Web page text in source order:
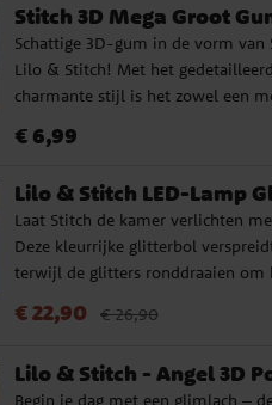
nachtlamp functie ingeschakeld,
de slaapkamer verspreidt. Een
toevoeging voor alle Lilo & Stitch
16,5 cm ✔️ Muzikaal alarm met
Nachtlampje wordt geactiveerd
✔️ Officieel gelicentieerd Disney
Stitch 3D Mega Groot
Schattige 3D-gum in de vorm van
Lilo & Stitch! Met het
charmante stijl is het zowel een
cm hoog en een officieel
Prijs :€ 6,99
€ 6,99
Lilo & Stitch LED-Lamp
Laat Stitch de kamer verlichten
Deze kleurrijke glitterbol
terwijl de glitters ronddraaien om
kleuren en zorgt voor een
draadloos na opladen en
Actuele prijs :€ 22,90
€ 22,90 € 26,90
Lilo & Stitch - Angel 3D
Begin je dag met een glimlach –